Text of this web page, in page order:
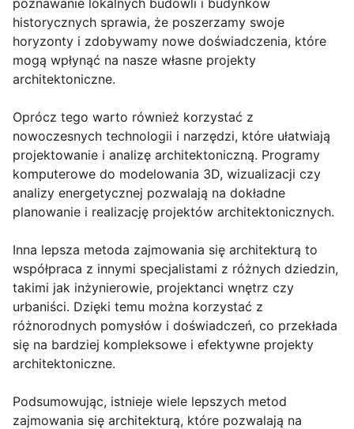
historycznych sprawia, że poszerzamy swoje
horyzonty i zdobywamy nowe doświadczenia, które
mogą wpłynąć na nasze własne projekty
architektoniczne.
Oprócz tego warto również korzystać z
nowoczesnych technologii i narzędzi, które ułatwiają
projektowanie i analizę architektoniczną. Programy
komputerowe do modelowania 3D, wizualizacji czy
analizy energetycznej pozwalają na dokładne
planowanie i realizację projektów architektonicznych.
Inna lepsza metoda zajmowania się architekturą to
współpraca z innymi specjalistami z różnych dziedzin,
takimi jak inżynierowie, projektanci wnętrz czy
urbaniści. Dzięki temu można korzystać z
różnorodnych pomysłów i doświadczeń, co przekłada
się na bardziej kompleksowe i efektywne projekty
architektoniczne.
Podsumowując, istnieje wiele lepszych metod
zajmowania się architekturą, które pozwalają na